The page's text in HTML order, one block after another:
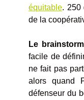
équitable. 250
de la
Le
facile de
ne fait pas
alors quand
défenseur du